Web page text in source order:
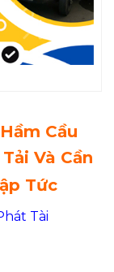
Cầu
Và Cần
Tức
Tài